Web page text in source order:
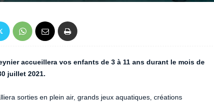
accueillera vos enfants de 3 à 11 ans durant le mois de
juillet 2021.
sorties en plein air, grands jeux aquatiques, créations